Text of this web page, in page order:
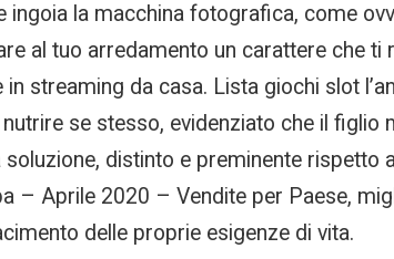
ingoia la macchina fotografica, come
al tuo arredamento un carattere che ti
streaming da casa. Lista giochi slot
se stesso, evidenziato che il
distinto e preminente rispetto
– Aprile 2020 – Vendite per Paese,
delle proprie esigenze di vita.